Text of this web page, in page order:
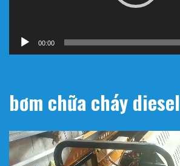
00:00
bơm chữa cháy diesel
Trình
chơi